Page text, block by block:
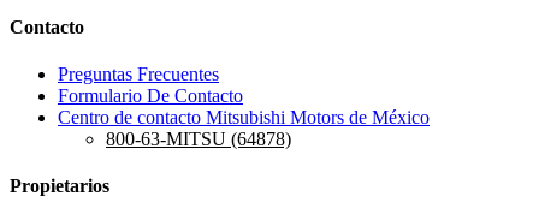
Contacto
Preguntas Frecuentes
Formulario De Contacto
Centro de contacto Mitsubishi Motors de México
800-63-MITSU (64878)
Propietarios